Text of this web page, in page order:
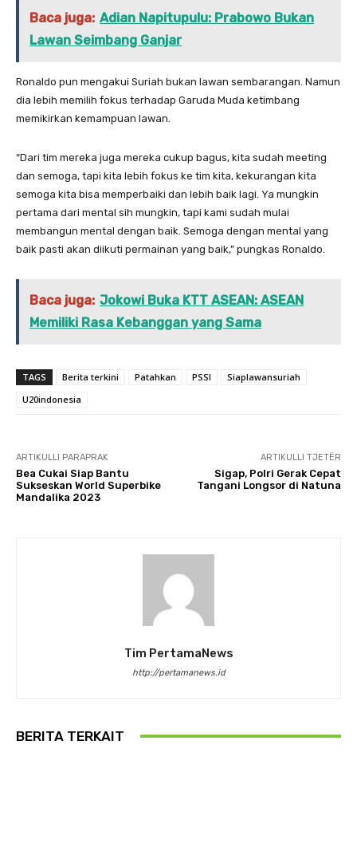
Baca juga: Adian Napitupulu: Prabowo Bukan
Lawan Seimbang Ganjar
Ronaldo pun mengakui Suriah bukan lawan sembarangan. Namun
dia lebih memilih fokus terhadap Garuda Muda ketimbang
memikirkan kemampuan lawan.
“Dari tim mereka juga mereka cukup bagus, kita sudah meeting
dan semoga, tapi kita lebih fokus ke tim kita, kekurangan kita
semoga kita bisa memperbaiki dan lebih baik lagi. Ya mungkin
pertama dari mental sih mungkin, tapi kami sudah mulai
membangun mental dengan baik. Semoga dengan mental yang
baik pasti akan diikuti permainan yang baik,” pungkas Ronaldo.
Baca juga: Jokowi Buka KTT ASEAN: ASEAN
Memiliki Rasa Kebanggan yang Sama
TAGS Berita terkini Patahkan PSSI
Siaplawansuriah
U20indonesia
ARTIKULLI PARAPRAK
Bea Cukai Siap Bantu
Sukseskan World Superbike
Mandalika 2023
ARTIKULLI TJETËR
Sigap, Polri Gerak Cepat
Tangani Longsor di Natuna
Tim PertamaNews
http://pertamanews.id
BERITA TERKAIT